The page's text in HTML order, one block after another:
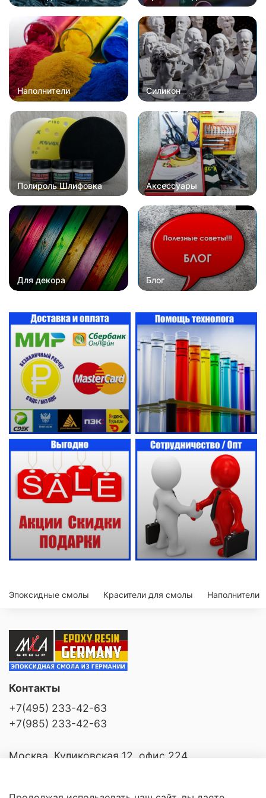
Наполнители Силикон
Полироль Шлифовка Аксессуары
Для декора Блог
Эпоксидные смолы Красители для смолы Наполнители
Контакты
+7(495) 233-42-63
+7(985) 233-42-63
Москва, Куликовская 12, офис 224